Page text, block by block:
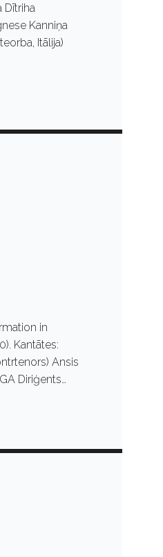
Kanniņa
Itālija)
in
Kantātes:
Ansis
Diriģents…